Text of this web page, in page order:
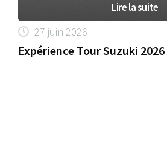
Lire la suite
27 juin 2026
Expérience Tour Suzuki